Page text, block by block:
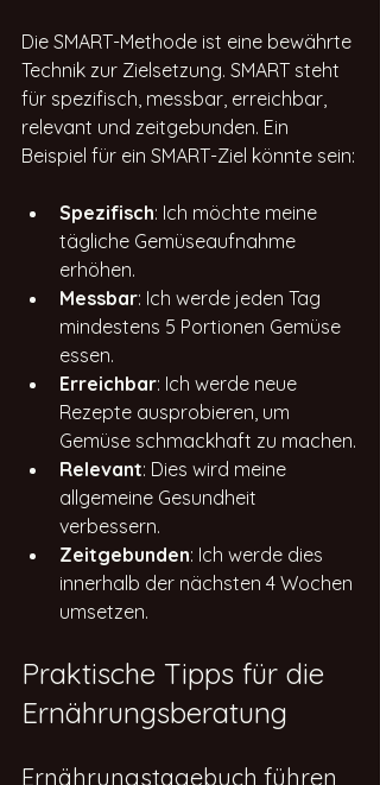
Die SMART-Methode ist eine bewährte
Technik zur Zielsetzung. SMART steht
für spezifisch, messbar, erreichbar,
relevant und zeitgebunden. Ein
Beispiel für ein SMART-Ziel könnte sein:
Spezifisch: Ich möchte meine
tägliche Gemüseaufnahme
erhöhen.
Messbar: Ich werde jeden Tag
mindestens 5 Portionen Gemüse
essen.
Erreichbar: Ich werde neue
Rezepte ausprobieren, um
Gemüse schmackhaft zu machen.
Relevant: Dies wird meine
allgemeine Gesundheit
verbessern.
Zeitgebunden: Ich werde dies
innerhalb der nächsten 4 Wochen
umsetzen.
Praktische Tipps für die
Ernährungsberatung
Ernährungstagebuch führen